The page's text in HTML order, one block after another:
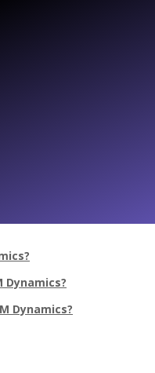
Dynamics?
Dynamics?